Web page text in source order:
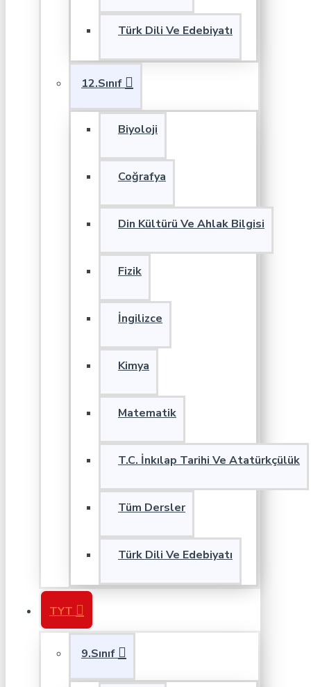
Türk Dili Ve Edebiyatı
12.Sınıf
Biyoloji
Coğrafya
Din Kültürü Ve Ahlak Bilgisi
Fizik
İngilizce
Kimya
Matematik
T.C. İnkılap Tarihi Ve Atatürkçülük
Tüm Dersler
Türk Dili Ve Edebiyatı
TYT
9.Sınıf